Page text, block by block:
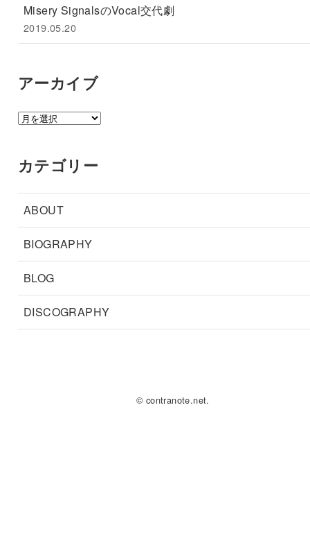
Misery SignalsのVocal交代劇
2019.05.20
アーカイブ
ア
イ
カテゴリー
ABOUT
BIOGRAPHY
BLOG
DISCOGRAPHY
© contranote.net.